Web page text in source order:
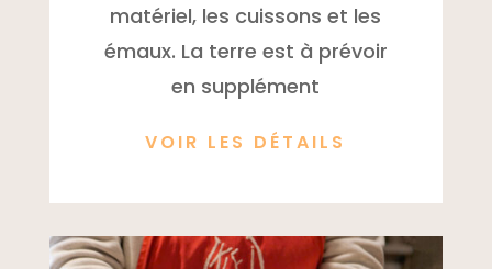
matériel, les cuissons et les
émaux. La terre est à prévoir
en supplément
VOIR LES DÉTAILS